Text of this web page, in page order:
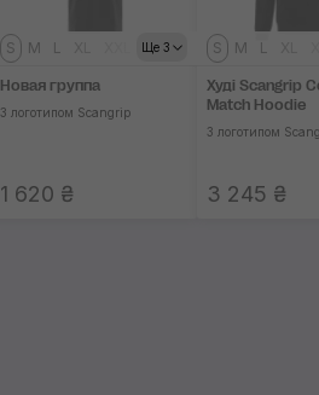
Ще 3
S M L
Новая группа
З логотипом Scangrip
1 620 ₴
S M L
Худі Scangrip
Match Hoodie
З логотипом
3 245 ₴